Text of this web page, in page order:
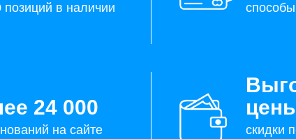
позиций в наличии
24 000
на сайте
скидки